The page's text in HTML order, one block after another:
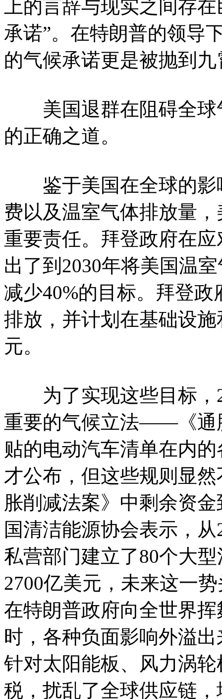
上的言辞与现实之间存
承诺”。在特朗普的领导
的气候承诺更是被抛到
美国退群在阻碍全球
的正确之道。
鉴于美国在全球的影
费以及温室气体排放量
重要责任。拜登政府在
出了到2030年将美国温
减少40%的目标。拜登
排放，并计划在基础设施
元。
为了实现这些目标，
重要的气候立法——《通
贴的电动汽车清单在内
才公布，但这些规则显
胀削减法案》中剩余资
国清洁能源协会表示，
私营部门建立了80个大
2700亿美元，未来这一
在特朗普政府向全世界
时，各种负面影响外溢
针对太阳能板、风力涡
税，扰乱了全球供应链